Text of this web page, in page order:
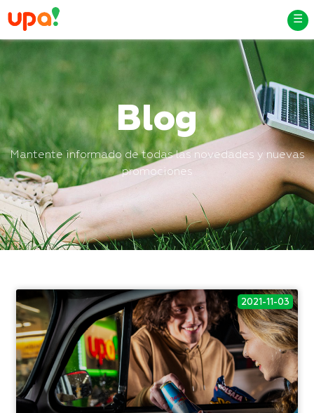
☰
Blog
Mantente informado de todas las novedades y nuevas
promociones
2021-11-03